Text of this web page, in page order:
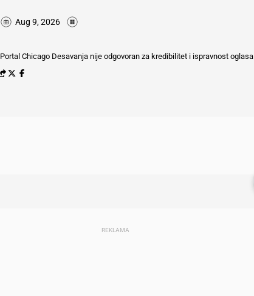
Aug 9, 2026
Portal Chicago Desavanja nije odgovoran za kredibilitet i ispravnost oglasa
REKLAMA